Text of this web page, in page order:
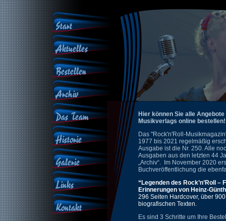
Start
Aktuelles
Bestellen
Archiv
Das Team
Historie
Galerie
Links
Kontakt
Hier können Sie alle Angebote
Musikverlags online
Das "Rock'n'Roll-
1977 bis 2021 regelmäßig
Ausgabe ist die Nr. 250. Alle
Ausgaben aus den letzten 44
„Archiv“. Im November 2020
Buchveröffentlichung die
“Legenden des Rock’n’Roll –
Erinnerungen von Heinz-
296 Seiten Hardcover, über
biografischen Texten.
Es sind 3 Schritte um Ihre